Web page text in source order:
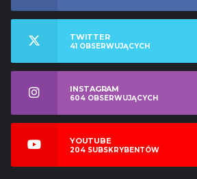
TWITTER
41 OBSERWUJĄCYCH
INSTAGRAM
604 OBSERWUJĄCYCH
YOUTUBE
204 SUBSKRYBENTÓW